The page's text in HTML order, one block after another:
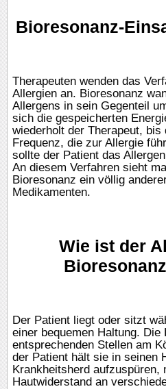
Bioresonanz-
Therapeuten wenden das
Allergien an. Bioresonanz
Allergens in sein Gegenteil
sich die gespeicherten
wiederholt der Therapeut, bis
Frequenz, die zur Allergie
sollte der Patient das
An diesem Verfahren sieht
Bioresonanz ein völlig
Medikamenten.
Wie ist der
Der Patient liegt oder sitzt
einer bequemen Haltung. Die
entsprechenden Stellen am
der Patient hält sie in seinen
Krankheitsherd aufzuspüren,
Hautwiderstand an